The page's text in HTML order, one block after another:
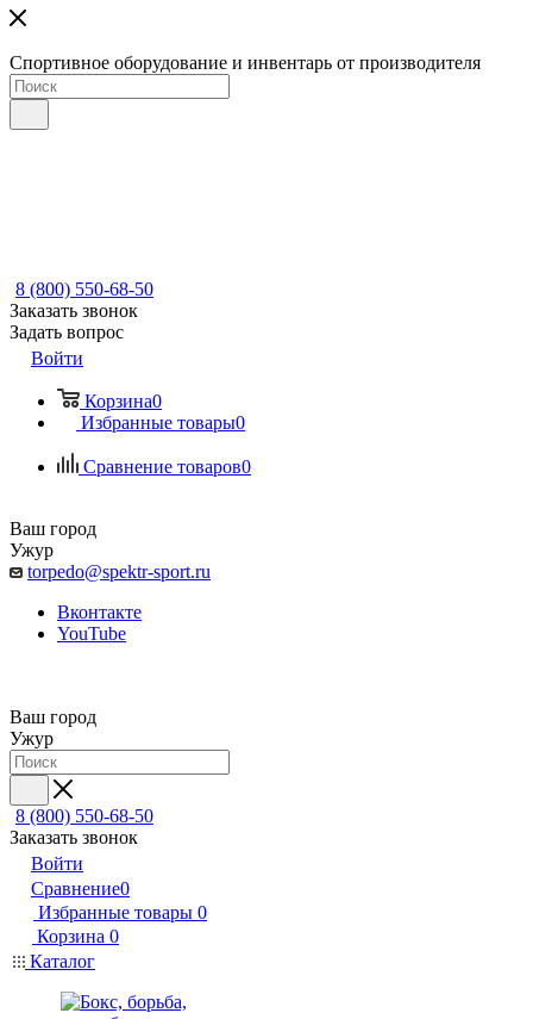
Спортивное оборудование и инвентарь от производителя
8 (800) 550-68-50
Заказать звонок
Задать вопрос
Войти
Корзина0
Избранные товары0
Сравнение товаров0
Ваш город
Ужур
torpedo@spektr-sport.ru
Вконтакте
YouTube
Ваш город
Ужур
8 (800) 550-68-50
Заказать звонок
Войти
Сравнение0
Избранные товары 0
Корзина 0
Каталог